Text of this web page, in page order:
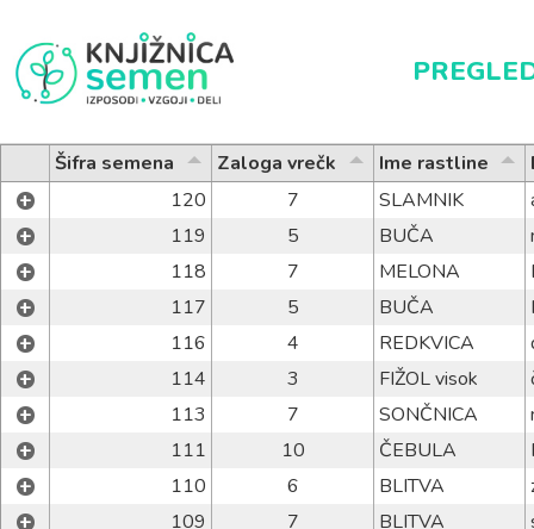
Šifra semena Zaloga vrečk Ime rastline
+ 120 7 SLAMNIK
+ 119 5 BUČA
+ 118 7 MELONA
+ 117 5 BUČA
+ 116 4 REDKVICA
+ 114 3 FIŽOL visok
+ 113 7 SONČNICA
+ 111 10 ČEBULA
+ 110 6 BLITVA
+ 109 7 BLITVA